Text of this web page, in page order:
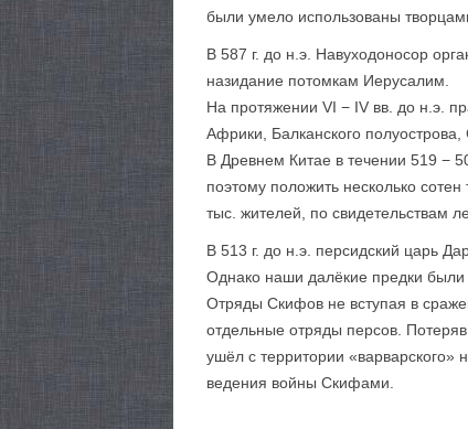
были умело использованы
В 587 г. до н.э. Навуходоносор
назидание потомкам Иерусалим.
На протяжении VI − IV вв. до н.э.
Африки, Балканского
В Древнем Китае в течении 519 −
поэтому положить несколько
тыс. жителей, по свидетельствам
В 513 г. до н.э. персидский царь
Однако наши далёкие предки были
Отряды Скифов не вступая в
отдельные отряды персов.
ушёл с территории
ведения войны Скифами.